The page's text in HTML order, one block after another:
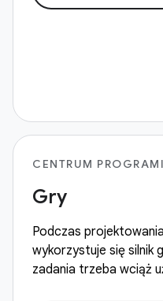
CENTRUM
Gry
Podczas
wykorzystuje się silnik
zadania trzeba wciąż